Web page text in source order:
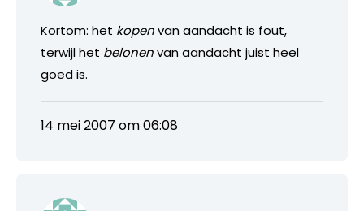
Kortom: het kopenvan aandacht is fout,
terwijl het belonenvan aandacht juist heel
goed is.
14 mei 2007 om 06:08